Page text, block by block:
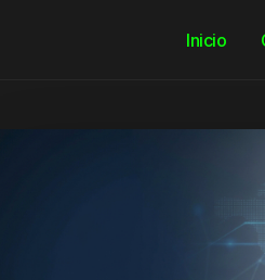
Inicio